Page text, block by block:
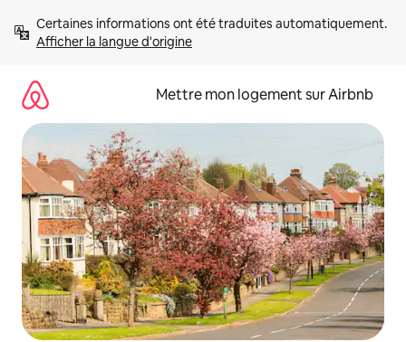
directement
Afficher la langue d'origine
Mettre mon logement sur Airbnb